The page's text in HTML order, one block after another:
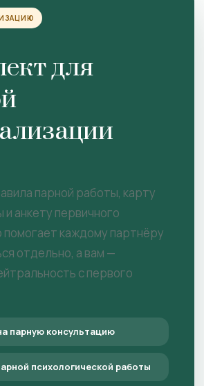
для
парной работы, карту
и анкету первичного
помогает каждому партнёру
отдельно, а вам —
с первого
парную консультацию
психологической работы